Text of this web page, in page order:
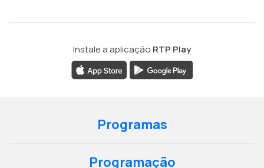
Instale a aplicação RTP Play
Programas
Programação